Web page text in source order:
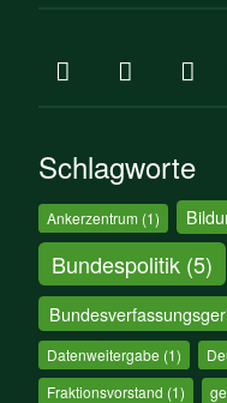
Schlagworte
Ankerzentrum (1)
Bundespolitik(5)
Datenweitergabe (1)
Fraktionsvorstand (1)